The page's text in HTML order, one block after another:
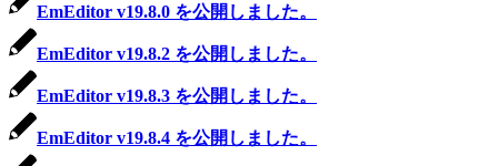
EmEditor v19.8.0 を公開しました。
EmEditor v19.8.2 を公開しました。
EmEditor v19.8.3 を公開しました。
EmEditor v19.8.4 を公開しました。